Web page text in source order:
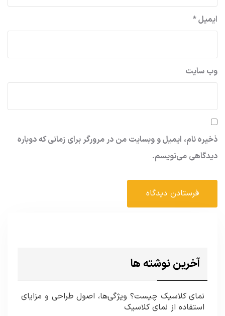
ایمیل*
وب‌ سایت
ذخیره نام، ایمیل و وبسایت من در مرورگر برای زمانی که دوباره
دیدگاهی می‌نویسم.
آخرین نوشته ها
نمای کلاسیک چیست؟ ویژگی‌ها، اصول طراحی و مزایای
استفاده از نمای کلاسیک